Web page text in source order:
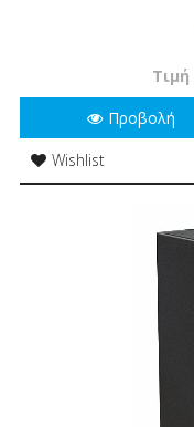
Προβολή
Wishlist